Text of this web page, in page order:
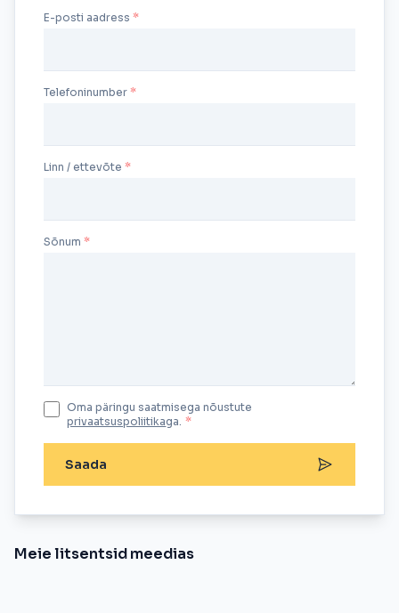
Sõnum
E-posti aadress
Telefoninumber
Linn / ettevõte
Oma päringu saatmisega nõustute
privaatsuspoliitikaga. *
Saada
Meie litsentsid meedias